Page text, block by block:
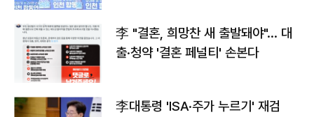
李 "결혼, 희망찬 새 출발돼야"… 대
출·청약 '결혼 페널티' 손본다
李대통령 'ISA·주가 누르기' 재검